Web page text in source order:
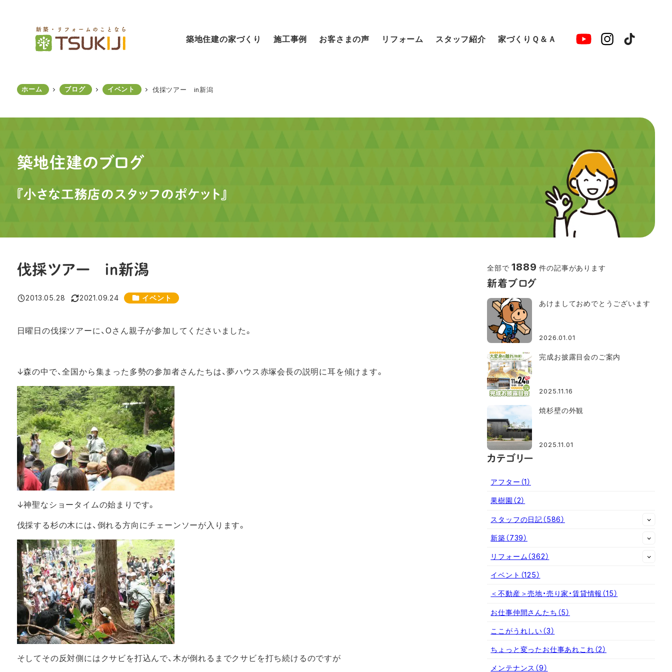
築地住建の家づくり 施工事例 お客さまの声 リフォーム スタッフ紹介 家づくりＱ＆Ａ
ホーム ブログ イベント 伐採ツアー in新潟
築地住建のブログ
『小さな工務店のスタッフのポケット』
伐採ツアー in新潟
投稿日
2013.05.28
更新日
2021.09.24 カテゴリー
イベント
日曜日の伐採ツアーに、Oさん親子が参加してくださいました。
↓森の中で、全国から集まった多勢の参加者さんたちは、夢ハウス赤塚会長の説明に耳を傾けます。
↓神聖なショータイムの始まりです。
伐採する杉の木には、倒れる方向にチェーンソーが入ります。
そしてその反対側にはクサビを打込んで、木が倒れるまでクサビを打ち続けるのですが
全部で1889 件の記事があります
新着ブログ
あけましておめでとうございます
2026.01.01
完成お披露目会のご案内
2025.11.16
焼杉壁の外観
2025.11.01
カテゴリー
アフター （1）
果樹園 （2）
スタッフの日記（586）
新築（739）
リフォーム（362）
イベント （125）
＜不動産＞売地・売り家・賃貸情報 （15）
お仕事仲間さんたち （5）
ここがうれしい（3）
ちょっと変ったお仕事あれこれ（2）
メンテナンス （9）